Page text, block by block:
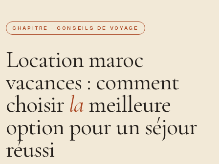
CHAPITRE · CONSEILS DE VOYAGE
Location maroc
vacances : comment
choisir lameilleure
option pour un séjour
réussi